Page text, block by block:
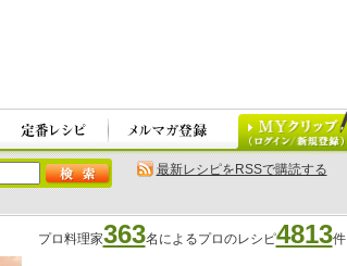
最新レシピをRSSで購読する
プロ料理家363名によるプロのレシピ4813件